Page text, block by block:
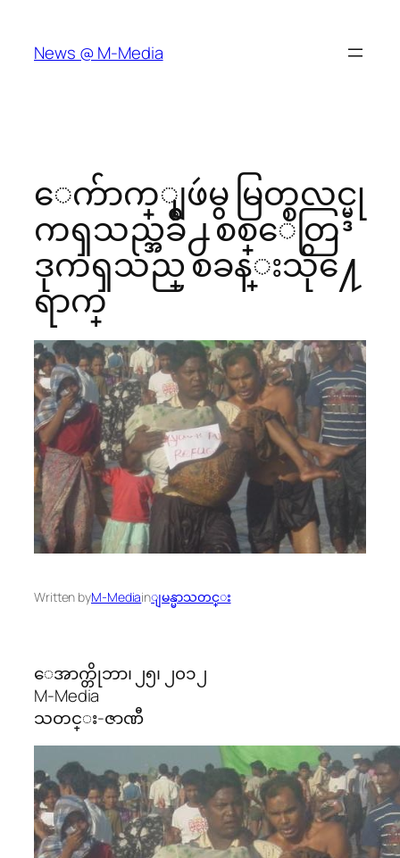
content
News @ M-Media
ေက်ာက္ျဖဴမွ မြတ္စလင္မ္ဒု
ကၡသည္အခ်ိဳ႕ စစ္ေတြ
ဒုကၡသည္ စခန္းသို႔ေ
ရာက္
Written byM-Mediainျမန္မာသတင္း
ေအာက္တိုဘာ၊ ၂၅၊ ၂၀၁၂
M-Media
သတင္း-ဇာဏီ